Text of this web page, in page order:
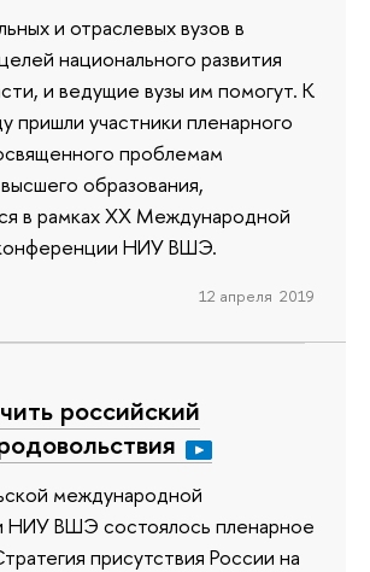
и отраслевых вузов в
национального развития
и ведущие вузы им помогут. К
пришли участники пленарного
проблемам
образования,
в рамках ХХ Международной
НИУ ВШЭ.
12 апреля 2019
российский
международной
НИУ ВШЭ состоялось пленарное
присутствия России на